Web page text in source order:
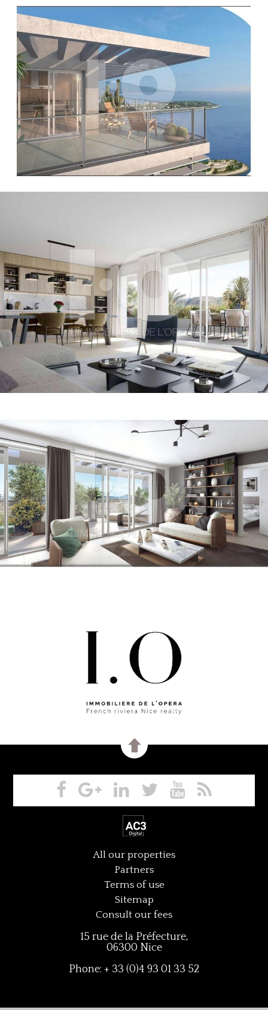
All our properties
Partners
Terms of use
Sitemap
Consult our fees
15 rue de la Préfecture,
06300 Nice
Phone: + 33 (0)4 93 01 33 52